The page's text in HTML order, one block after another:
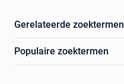
Gerelateerde zoektermen
Populaire zoektermen